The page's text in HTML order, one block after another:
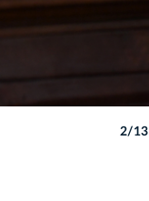
2/13